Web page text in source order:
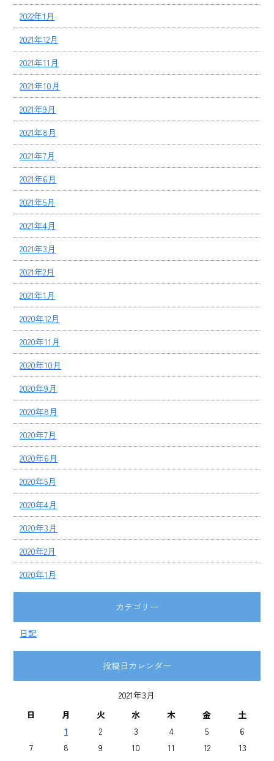
2022年1月
2021年12月
2021年11月
2021年10月
2021年9月
2021年8月
2021年7月
2021年6月
2021年5月
2021年4月
2021年3月
2021年2月
2021年1月
2020年12月
2020年11月
2020年10月
2020年9月
2020年8月
2020年7月
2020年6月
2020年5月
2020年4月
2020年3月
2020年2月
2020年1月
カテゴリー
日記
投稿日カレンダー
2021年3月
日
月 火 水 木 金
土
1
2 3 4 5
6
7
8 9 10 11 12
13